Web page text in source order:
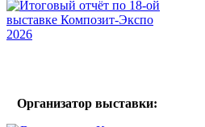
Организатор выставки: